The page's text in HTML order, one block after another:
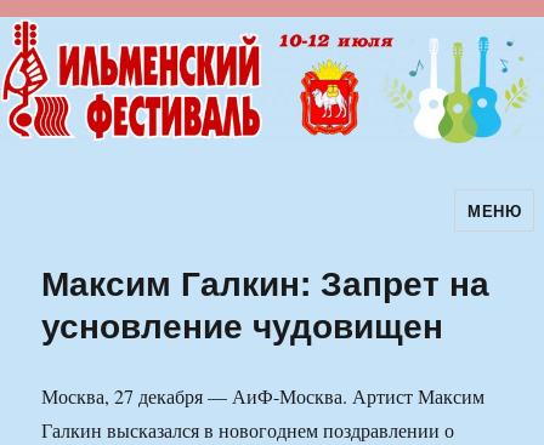
Ильменский фестиваль авторскойМЕНЮ
Максим Галкин: Запрет на
усновление чудовищен
Москва, 27 декабря — АиФ-Москва. Артист Максим
Галкин высказался в новогоднем поздравлении о